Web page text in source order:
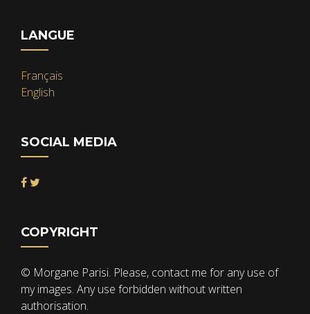
LANGUE
Français
English
SOCIAL MEDIA
COPYRIGHT
© Morgane Parisi. Please, contact me for any use of
my images. Any use forbidden without written
authorisation.